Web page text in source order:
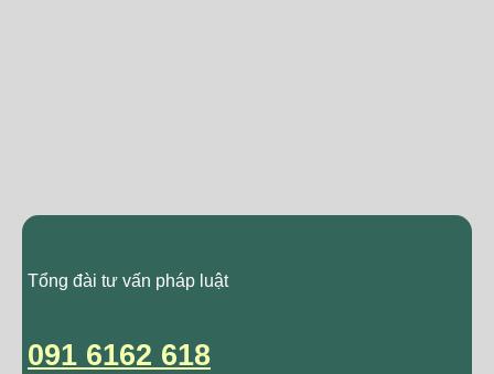
Tổng đài tư vấn pháp luật
091 6162 618